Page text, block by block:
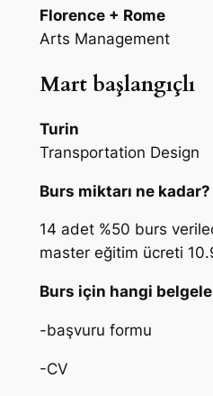
Florence + Rome
Arts Management
Mart başlangıçlı
Turin
Transportation Design
Burs miktarı ne kadar?
14 adet %50 burs
master eğitim ücreti
Burs için hangi
-başvuru formu
-CV